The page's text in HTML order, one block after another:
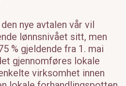
nye avtalen vår vil
lønnsnivået sitt, men
% gjeldende fra 1. mai
gjennomføres lokale
virksomhet innen